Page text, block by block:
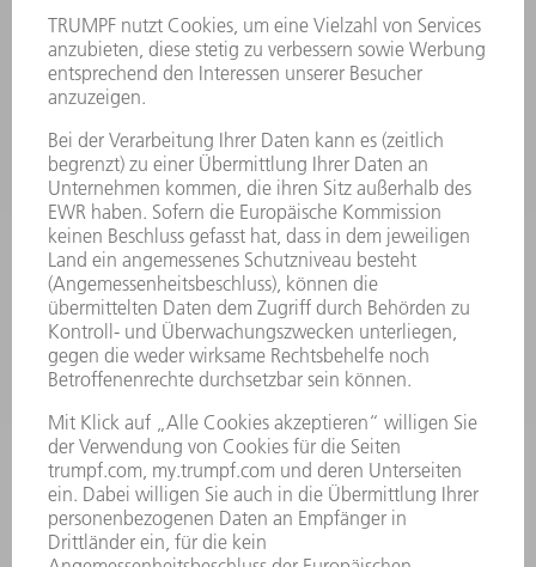
MYTRUMPF
SICHERHEITSDATENBLÄTTER
PRODUKTE
MASCHINEN & SYSTEME
LASER
LEISTUNGSELEKTRONIK
ELEKTROWERKZEUGE
SMART FACTORY
SOFTWARE
SERVICES
ANWENDUNGEN
BRANCHEN
UNTERNEHMEN
KARRIERE
STELLENANGEBOTE
UNTERNEHMENSPROFIL
GESCHÄFTSBERICHT
UNTERNEHMENSGRUNDSÄTZE
COMPLIANCE
HINWEISGEBERSYSTEM
SECURITY
PRESSEMITTEILUNGEN